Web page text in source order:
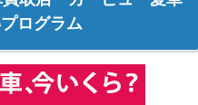
ログラム